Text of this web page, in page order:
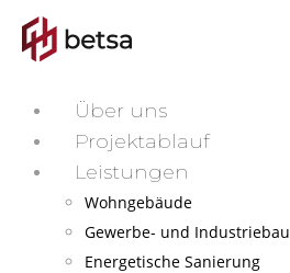
Über uns
Projektablauf
Leistungen
Wohngebäude
Gewerbe- und Industriebau
Energetische Sanierung